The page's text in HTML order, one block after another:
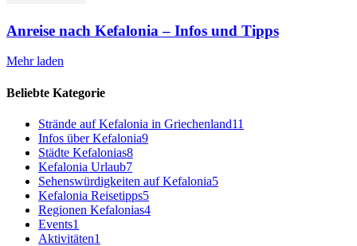
Anreise nach Kefalonia – Infos und Tipps
Mehr laden
Beliebte Kategorie
Strände auf Kefalonia in Griechenland11
Infos über Kefalonia9
Städte Kefalonias8
Kefalonia Urlaub7
Sehenswürdigkeiten auf Kefalonia5
Kefalonia Reisetipps5
Regionen Kefalonias4
Events1
Aktivitäten1